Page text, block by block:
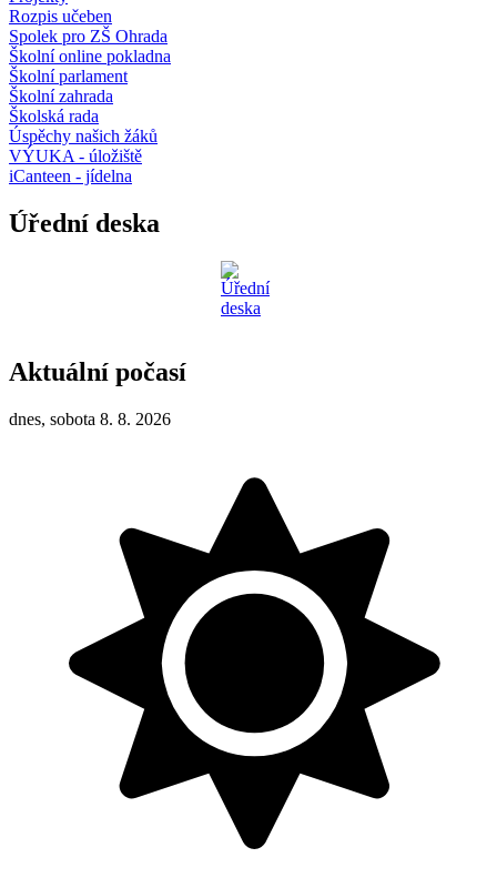
Rozpis učeben
Spolek pro ZŠ Ohrada
Školní online pokladna
Školní parlament
Školní zahrada
Školská rada
Úspěchy našich žáků
VÝUKA - úložiště
iCanteen - jídelna
Úřední deska
Aktuální počasí
dnes, sobota 8. 8. 2026